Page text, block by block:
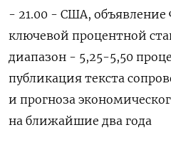
- 21.00 - США, объявление
ключевой процентной
диапазон - 5,25-5,50
публикация текста
и прогноза
на ближайшие два года